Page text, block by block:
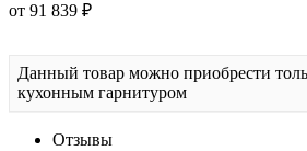
от 91 839 ₽
Данный товар можно приобрести
кухонным гарнитуром
Отзывы